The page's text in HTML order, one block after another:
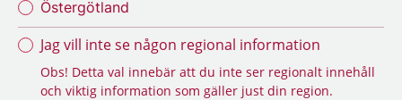
Östergötland
Jag vill inte se någon regional information
Obs! Detta val innebär att du inte ser regionalt innehåll
och viktig information som gäller just din region.